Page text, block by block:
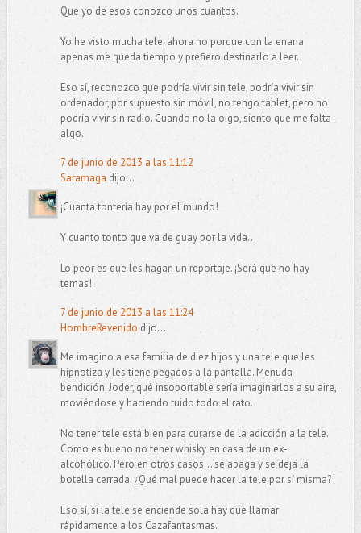
Que yo de esos conozco unos cuantos.
Yo he visto mucha tele; ahora no porque con la enana
apenas me queda tiempo y prefiero destinarlo a leer.
Eso sí, reconozco que podría vivir sin tele, podría vivir sin
ordenador, por supuesto sin móvil, no tengo tablet, pero no
podría vivir sin radio. Cuando no la oigo, siento que me falta
algo.
7 de junio de 2013 a las 11:12
Saramaga dijo...
¡Cuanta tontería hay por el mundo!
Y cuanto tonto que va de guay por la vida..
Lo peor es que les hagan un reportaje. ¡Será que no hay
temas!
7 de junio de 2013 a las 11:24
HombreRevenido dijo...
Me imagino a esa familia de diez hijos y una tele que les
hipnotiza y les tiene pegados a la pantalla. Menuda
bendición. Joder, qué insoportable sería imaginarlos a su aire,
moviéndose y haciendo ruido todo el rato.
No tener tele está bien para curarse de la adicción a la tele.
Como es bueno no tener whisky en casa de un ex-
alcohólico. Pero en otros casos... se apaga y se deja la
botella cerrada. ¿Qué mal puede hacer la tele por sí misma?
Eso sí, si la tele se enciende sola hay que llamar
rápidamente a los Cazafantasmas.